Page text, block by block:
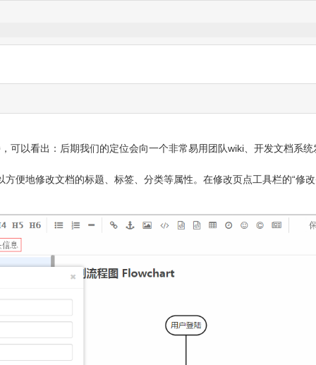
可以看出：后期我们的定位会向一个非常易用团队wiki、开发文档系统
便地修改文档的标题、标签、分类等属性。在修改页点工具栏的“修